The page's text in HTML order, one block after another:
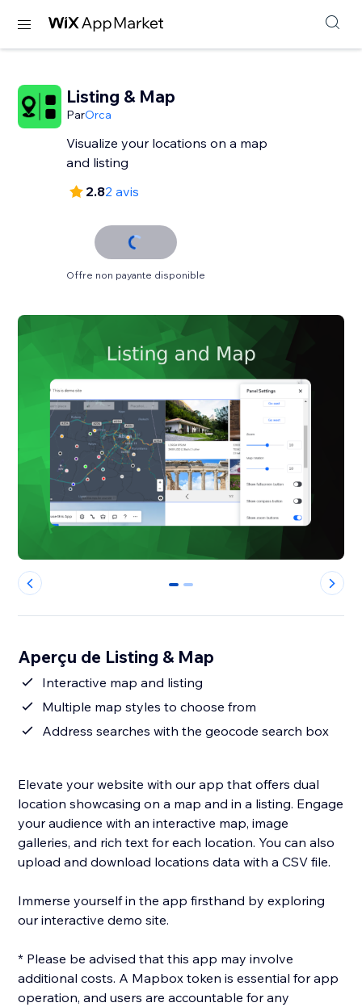
Listing & Map
ParOrca
Visualize your locations on a map
and listing
2.82 avis
Offre non payante disponible
0 1
Aperçu de Listing & Map
Interactive map and listing
Multiple map styles to choose from
Address searches with the geocode search box
Elevate your website with our app that offers dual
location showcasing on a map and in a listing. Engage
your audience with an interactive map, image
galleries, and rich text for each location. You can also
upload and download locations data with a CSV file.
Immerse yourself in the app firsthand by exploring
our interactive demo site.
* Please be advised that this app may involve
additional costs. A Mapbox token is essential for app
operation, and users are accountable for any